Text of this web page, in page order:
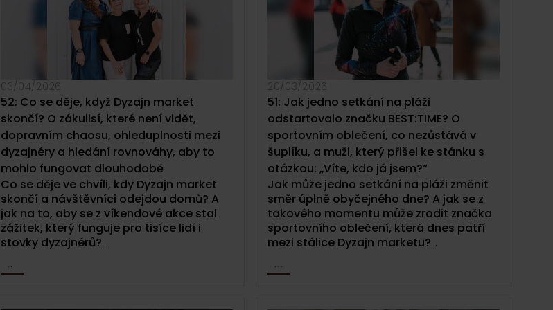
když se rozhodne zazpívat uprostřed davu
návštěvníků Dyzajn marketu.
Epizoda o radosti z lokální tvorby, o
zákulisí, které běžně není vidět, a o tom,
že Dyzajn market netvoří jen značky, ale i
vztahy, které kolem něj vznikají.
03/04/2026
52: Co se děje, když Dyzajn market
skončí? O zákulisí, které není vidět,
dopravním chaosu, ohleduplnosti mezi
dyzajnéry a hledání rovnováhy, aby to
mohlo fungovat dlouhodobě
Co se děje ve chvíli, kdy Dyzajn market
skončí a návštěvníci odejdou domů? A
jak na to, aby se z víkendové akce stal
zážitek, který funguje pro tisíce lidí i
stovky dyzajnérů?
V téhle epizodě Dyzajn podcastu vás
...
20/03/2026
51: Jak jedno setkání na pláži
odstartovalo značku BEST:TIME? O
sportovním oblečení, co nezůstává v
šuplíku, a muži, který přišel ke stánku s
otázkou: „Víte, kdo já jsem?“
Jak může jedno setkání na pláži změnit
směr úplně obyčejného dne? A jak se z
takového momentu může zrodit značka
sportovního oblečení, která dnes patří
mezi stálice Dyzajn marketu?
V téhle epizodě Dyzajn podcastu si
...